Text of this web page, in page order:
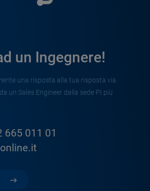
un Ingegnere!
una risposta alla tua risposta via
un Sales Engineer dalla sede PI più
665 011 01